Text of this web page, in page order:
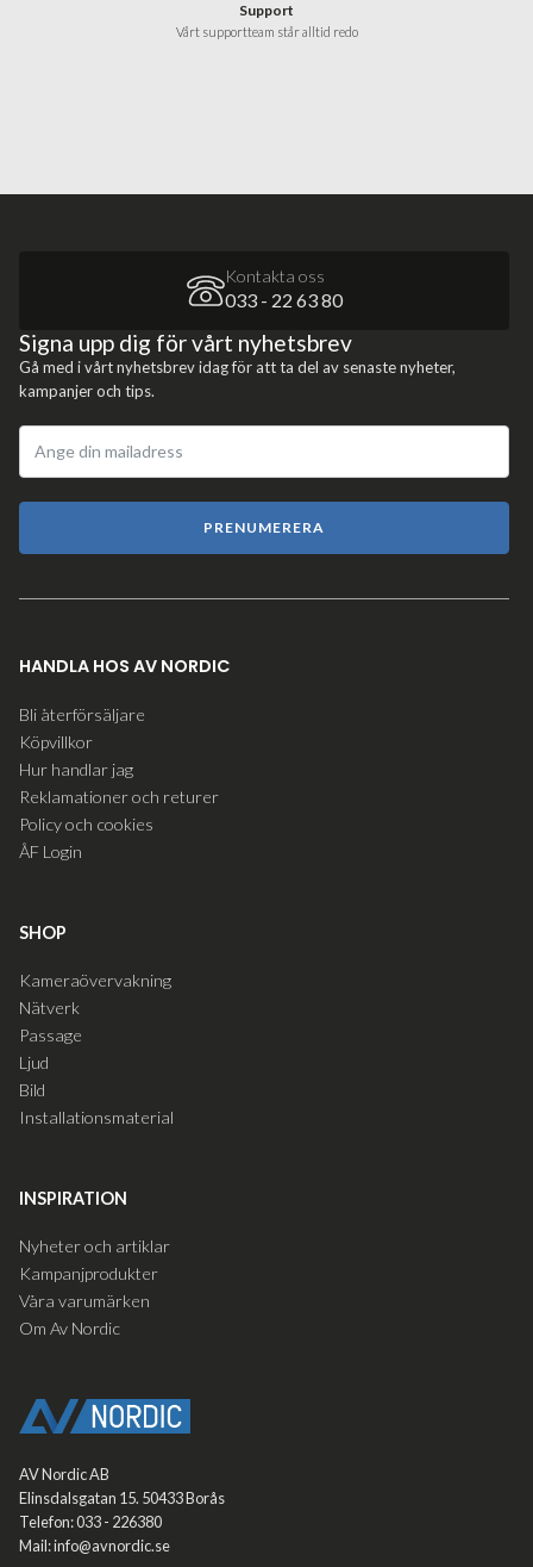
Support
Vårt supportteam står alltid redo
Kontakta oss
033 - 22 63 80
Signa upp dig för vårt nyhetsbrev
Gå med i vårt nyhetsbrev idag för att ta del av senaste nyheter,
kampanjer och tips.
PRENUMERERA
AV Nordic AB
Elinsdalsgatan 15. 50433 Borås
Telefon: 033 - 226380
Mail: info@avnordic.se
HANDLA HOS AV NORDIC
Bli återförsäljare
Köpvillkor
Hur handlar jag
Reklamationer och returer
Policy och cookies
ÅF Login
SHOP
Kameraövervakning
Nätverk
Passage
Ljud
Bild
Installationsmaterial
INSPIRATION
Nyheter och artiklar
Kampanjprodukter
Våra varumärken
Om Av Nordic